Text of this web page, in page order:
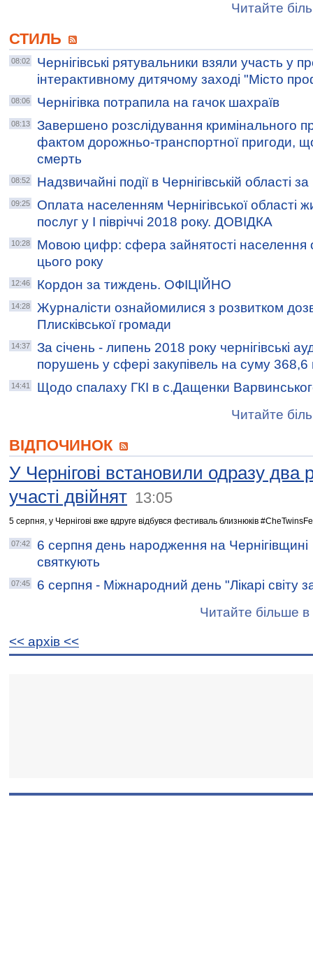
Читайте
СТИЛЬ
08:02
Чернігівські рятувальники взяли участь у
інтерактивному дитячому заході "Місто
08:06 Чернігівка потрапила на гачок шахраїв
08:13
Завершено розслідування кримінального
фактом дорожньо-транспортної пригоди,
смерть
08:52 Надзвичайні події в Чернігівській області
09:25
Оплата населенням Чернігівської області
послуг у I півріччі 2018 року. ДОВІДКА
10:28
Мовою цифр: сфера зайнятості населення
цього року
12:46 Кордон за тиждень. ОФІЦІЙНО
14:28
Журналісти ознайомилися з розвитком
Плисківської громади
14:37
За січень - липень 2018 року чернігівські
порушень у сфері закупівель на суму 368,6
14:41
Щодо спалаху ГКІ в с.Дащенки
Читайте
ВІДПОЧИНОК
У Чернігові встановили одразу два
участі двійнят 13:05
5 серпня, у Чернігові вже вдруге відбувся фестиваль близнюків
07:42
6 серпня день народження на Чернігівщині
святкують
07:45
6 серпня - Міжнародний день "Лікарі світу
Читайте більше в
<< архiв <<